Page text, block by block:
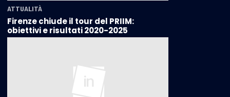
ATTUALITÀ
Firenze chiude il tour del PRIIM:
obiettivi e risultati 2020-2025